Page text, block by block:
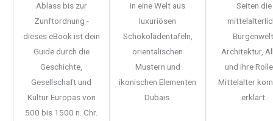
Ablass bis zur
Zunftordnung -
dieses eBook ist dein
Guide durch die
Geschichte,
Gesellschaft und
Kultur Europas von
500 bis 1500 n. Chr.
in eine Welt aus
luxuriösen
Schokoladentafeln,
orientalischen
Mustern und
ikonischen Elementen
Dubais.
Seiten die
Architektur,
und ihre
Mittelalter
erklärt.